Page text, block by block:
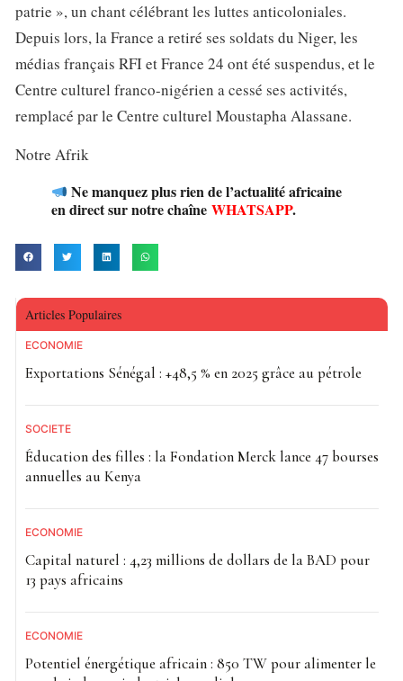
patrie », un chant célébrant les luttes anticoloniales.
Depuis lors, la France a retiré ses soldats du Niger, les
médias français RFI et France 24 ont été suspendus, et le
Centre culturel franco-nigérien a cessé ses activités,
remplacé par le Centre culturel Moustapha Alassane.
Notre Afrik
Ne manquez plus rien de l’actualité africaine
en direct sur notre chaîne WHATSAPP.
Articles Populaires
ECONOMIE
Exportations Sénégal : +48,5 % en 2025 grâce au pétrole
SOCIETE
Éducation des filles : la Fondation Merck lance 47 bourses
annuelles au Kenya
ECONOMIE
Capital naturel : 4,23 millions de dollars de la BAD pour
13 pays africains
ECONOMIE
Potentiel énergétique africain : 850 TW pour alimenter le